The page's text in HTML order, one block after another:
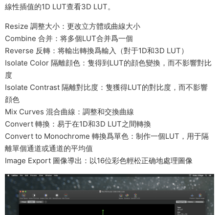
線性插值的1D LUT查看3D LUT。
Resize 調整大小：更改立方體或曲線大小
Combine 合并：将多個LUT合并爲一個
Reverse 反轉：将輸出轉換爲輸入（對于1D和3D LUT）
Isolate Color 隔離顔色：隻得到LUT的顔色變換，而不影響對比
度
Isolate Contrast 隔離對比度：隻獲得LUT的對比度，而不影響
顔色
Mix Curves 混合曲線：調整和交換曲線
Convert 轉換：易于在1D和3D LUT之間轉換
Convert to Monochrome 轉換爲單色：制作一個LUT，用于隔
離單個通道或通道的平均值
Image Export 圖像導出：以16位彩色輕松正确地處理圖像